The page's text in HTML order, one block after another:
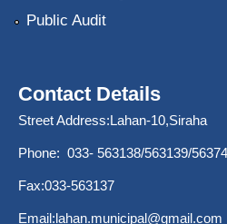
Public Audit
Contact Details
Street Address:Lahan-10,Siraha
Phone: 033- 563138/563139/
Fax:033-563137
Email:lahan.municipal@gmail.com